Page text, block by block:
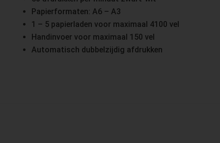
Papierformaten: A6 – A3
1 – 5 papierladen voor maximaal 4100 vel
Handinvoer voor maximaal 150 vel
Automatisch dubbelzijdig afdrukken